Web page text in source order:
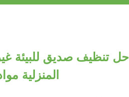
حل تنظيف صديق للبيئة
المنزلية